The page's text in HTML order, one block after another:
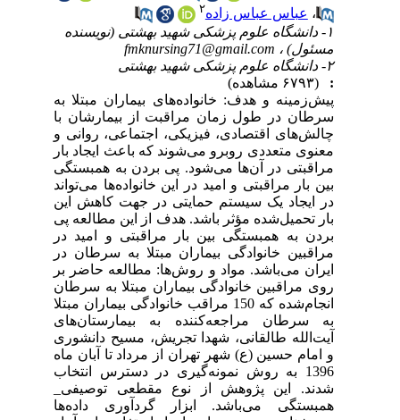
،عباس عباس زاده
۱- دانشگاه علوم پزشکی شهید بهشتی (نویسنده
مسئول) ، fmknursing71@gmail.com
پیش‌زمینه و هدف: خانواده‌های بیماران مبتلا به
سرطان در طول زمان مراقبت از بیمارشان با
چالش‌های اقتصادی، فیزیکی، اجتماعی، روانی و
معنوی متعددی روبرو می‌شوند که باعث ایجاد بار
مراقبتی در آن‌ها می‌شود. پی بردن به همبستگی
بین بار مراقبتی و امید در این خانواده‌ها می‌تواند
در ایجاد یک سیستم حمایتی در جهت کاهش این
بار تحمیل‌شده مؤثر باشد. هدف از این مطالعه پی
بردن به همبستگی بین بار مراقبتی و امید در
مراقبین خانوادگی بیماران مبتلا به سرطان در
ایران می‌باشد. مواد و روش‌ها: مطالعه حاضر بر
روی مراقبین خانوادگی بیماران مبتلا به سرطان
انجام‌شده که 150 مراقب خانوادگی بیماران مبتلا
به سرطان مراجعه‌کننده به بیمارستان‌های
آیت‌الله طالقانی، شهدا تجریش، مسیح دانشوری
و امام حسین (ع) شهر تهران از مرداد تا آبان ماه
1396 به روش نمونه‌گیری در دسترس انتخاب
شدند. این پژوهش از نوع مقطعی توصیفی_
همبستگی می‌باشد. ابزار گردآوری داده‌ها